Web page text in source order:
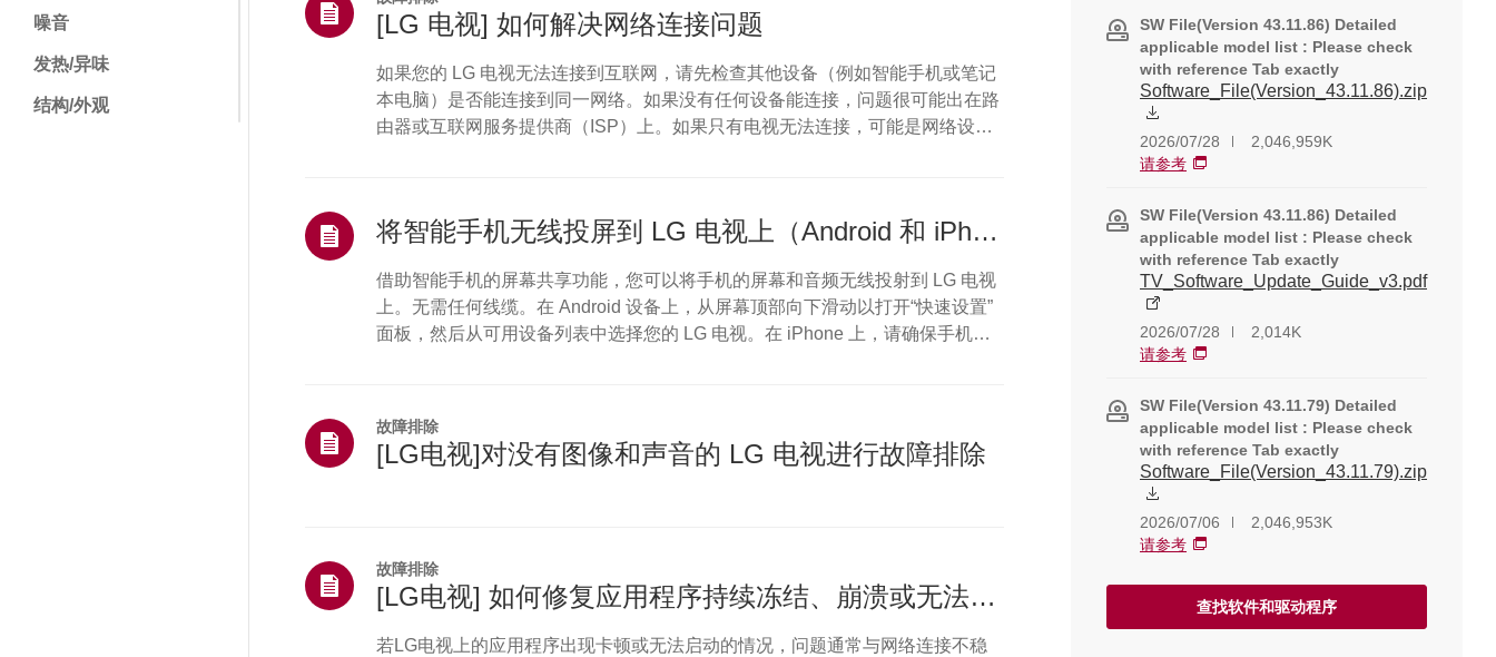
噪音
发热/异味
结构/外观
[LG 电视] 如何解决网络连接问题
如果您的 LG 电视无法连接到互联网，请先检查其他设备（例如智能手机或笔记
本电脑）是否能连接到同一网络。如果没有任何设备能连接，问题很可能出在路
由器或互联网服务提供商（ISP）上。如果只有电视无法连接，可能是网络设置
可能出现...
将智能手机无线投屏到 LG 电视上（Android 和 iPhone）
借助智能手机的屏幕共享功能，您可以将手机的屏幕和音频无线投射到 LG 电视
上。无需任何线缆。在 Android 设备上，从屏幕顶部向下滑动以打开“快速设置”
面板，然后从可用设备列表中选择您的 LG 电视。在 iPhone 上，请确保手机和
仪表盘]，并确保已开启 AirPlay 功能。为什么我的手机无法连接到电视？--...
故障排除
[LG电视]对没有图像和声音的 LG 电视进行故障排除
故障排除
[LG电视] 如何修复应用程序持续冻结、崩溃或无法加载的问题
若LG电视上的应用程序出现卡顿或无法启动的情况，问题通常与网络连接不稳
SW File(Version 43.11.86) Detailed
applicable model list : Please check
with reference Tab exactly
Software_File(Version_43.11.86).zip
2026/07/28
2,046,959K
请参考
SW File(Version 43.11.86) Detailed
applicable model list : Please check
with reference Tab exactly
TV_Software_Update_Guide_v3.pdf
2026/07/28
2,014K
请参考
SW File(Version 43.11.79) Detailed
applicable model list : Please check
with reference Tab exactly
Software_File(Version_43.11.79).zip
2026/07/06
2,046,953K
请参考
查找软件和驱动程序